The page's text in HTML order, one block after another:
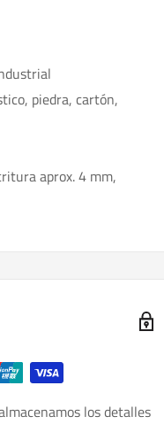
piedra, cartón,
aprox. 4 mm,
los detalles